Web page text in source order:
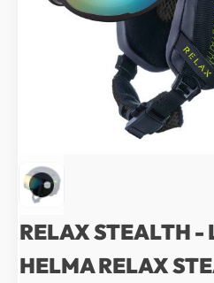
RELAX STEALTH -
HELMA RELAX